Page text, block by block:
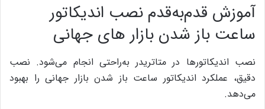
آموزش قدم‌به‌قدم نصب اندیکاتور
ساعت باز شدن بازار های جهانی
نصب اندیکاتورها در متاتریدر به‌راحتی انجام می‌شود. نصب
دقیق، عملکرد اندیکاتور ساعت باز شدن بازار جهانی را بهبود
می‌دهد.